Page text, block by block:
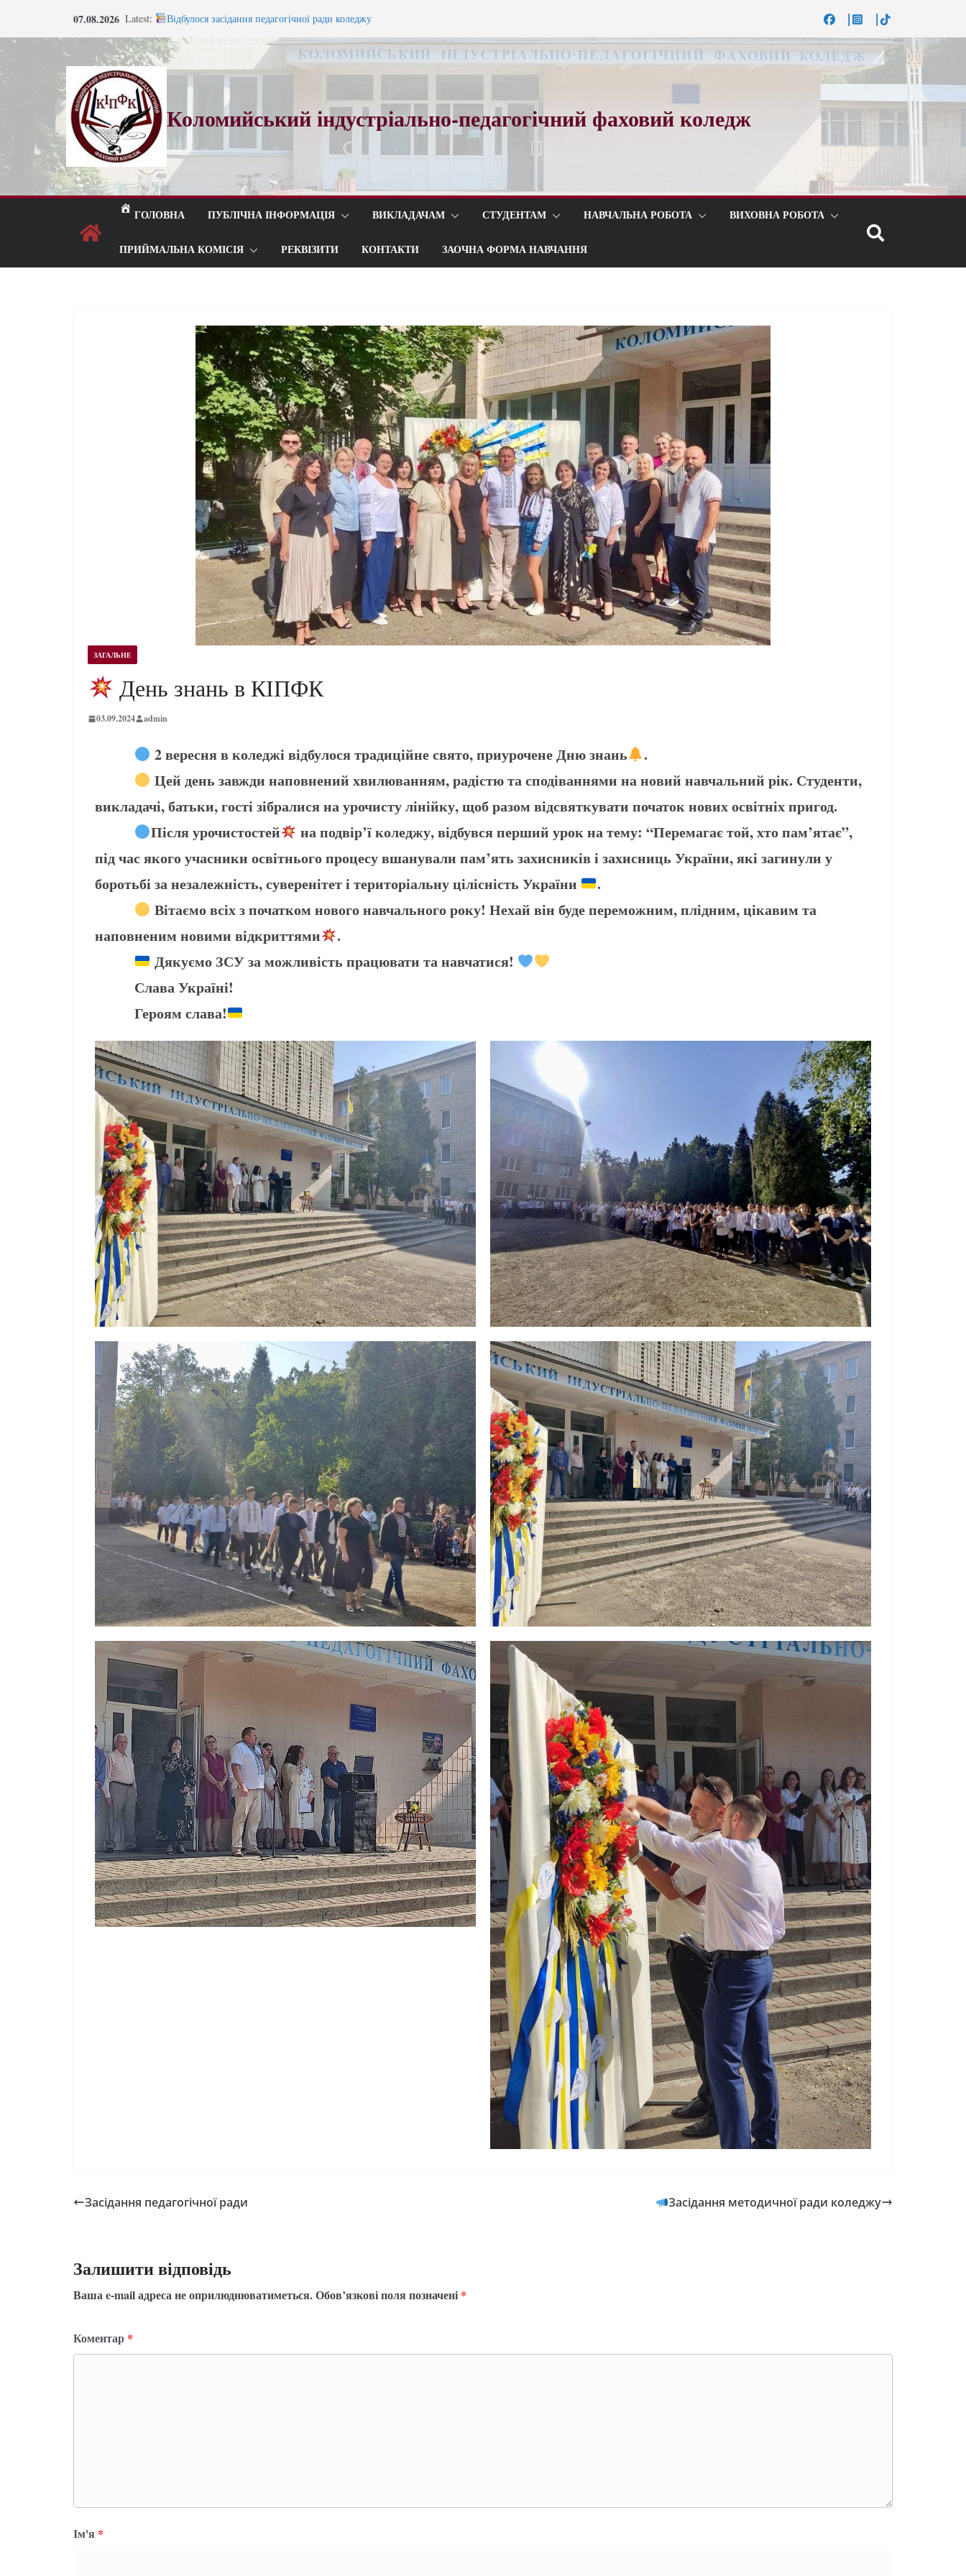
07.08.2026 Latest:
Відбулося засідання педагогічної ради коледжу
Запрошуємо на навчання!
ВСТУП 2026
Під шелест лип і мелодію прощального вальсу…
Коломийський індустріально-педагогічний фаховий коледж
ГОЛОВНА ПУБЛІЧНА ІНФОРМАЦІЯ ВИКЛАДАЧАМ СТУДЕНТАМ НАВЧАЛЬНА РОБОТА ВИХОВНА РОБОТА
ПРИЙМАЛЬНА КОМІСІЯ РЕКВІЗИТИ КОНТАКТИ ЗАОЧНА ФОРМА НАВЧАННЯ
ЗАГАЛЬНЕ
День знань в КІПФК
03.09.2024 admin
2 вересня в коледжі відбулося традиційне свято, приурочене Дню знань
.
Цей день завжди наповнений хвилюванням, радістю та сподіваннями на новий навчальний рік. Студенти,
викладачі, батьки, гості зібралися на урочисту лінійку, щоб разом відсвяткувати початок нових освітніх пригод.
Після урочистостей
на подвір’ї коледжу, відбувся перший урок на тему: “Перемагає той, хто пам’ятає”,
під час якого учасники освітнього процесу вшанували пам’ять захисників і захисниць України, які загинули у
боротьбі за незалежність, суверенітет і територіальну цілісність України
.
Вітаємо всіх з початком нового навчального року! Нехай він буде переможним, плідним, цікавим та
наповненим новими відкриттями
.
Дякуємо ЗСУ за можливість працювати та навчатися!
Слава Україні!
Героям слава!
Засідання педагогічної ради Засідання методичної ради коледжу
Залишити відповідь
Ваша e-mail адреса не оприлюднюватиметься.Обов’язкові поля позначені *
Коментар *
Ім'я *